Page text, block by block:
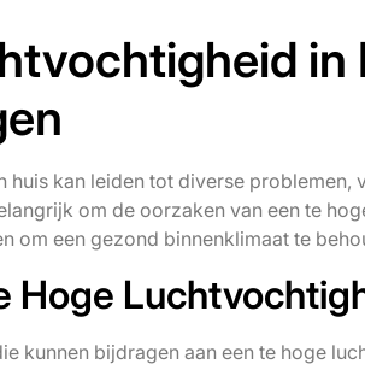
in
huis kan leiden tot diverse
om de oorzaken van een te
om een gezond binnenklimaat te
Hoge
kunnen bijdragen aan een te hoge